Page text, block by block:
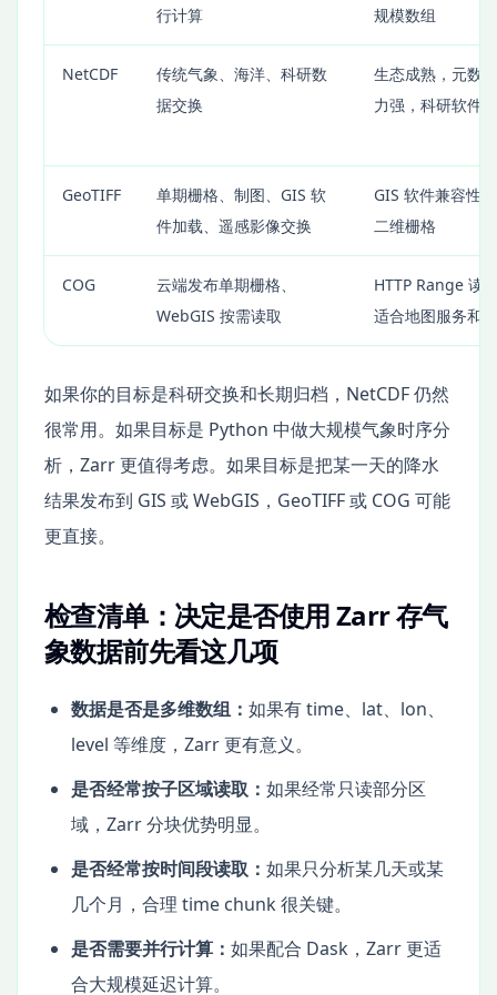
行计算
规模数组
NetCDF
传统气象、海洋、科研数
据交换
生态成熟，元数
力强，科研软件
GeoTIFF
单期栅格、制图、GIS 软
件加载、遥感影像交换
GIS 软件兼容性
二维栅格
COG
云端发布单期栅格、
WebGIS 按需读取
HTTP Range 读
适合地图服务和
如果你的目标是科研交换和长期归档，NetCDF 仍然
很常用。如果目标是 Python 中做大规模气象时序分
析，Zarr 更值得考虑。如果目标是把某一天的降水
结果发布到 GIS 或 WebGIS，GeoTIFF 或 COG 可能
更直接。
检查清单：决定是否使用 Zarr 存气
象数据前先看这几项
数据是否是多维数组： 如果有 time、lat、lon、
level 等维度，Zarr 更有意义。
是否经常按子区域读取： 如果经常只读部分区
域，Zarr 分块优势明显。
是否经常按时间段读取： 如果只分析某几天或某
几个月，合理 time chunk 很关键。
是否需要并行计算： 如果配合 Dask，Zarr 更适
合大规模延迟计算。